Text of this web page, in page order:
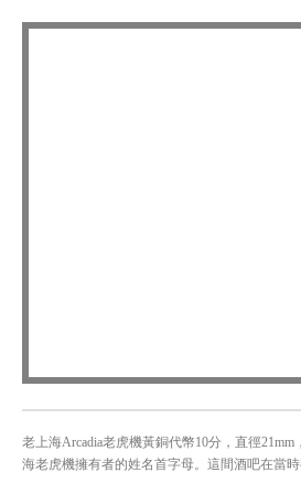
老上海Arcadia老虎機黃銅代幣10分，直徑
海老虎機擁有者的姓名首字母。這間酒吧在當時